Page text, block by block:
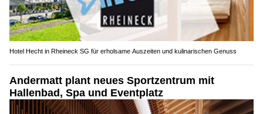
Hotel Hecht in Rheineck SG für erholsame Auszeiten und kulinarischen Genuss
Andermatt plant neues Sportzentrum mit
Hallenbad, Spa und Eventplatz